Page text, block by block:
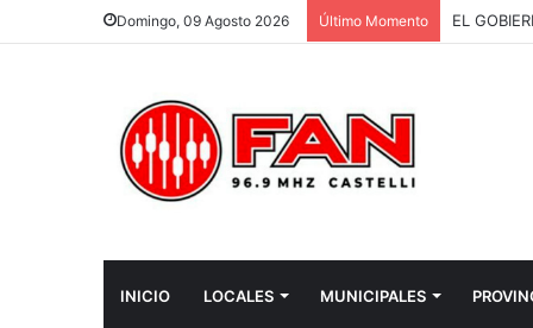
Domingo, 09 Agosto 2026 Último Momento
INICIO LOCALES MUNICIPALES